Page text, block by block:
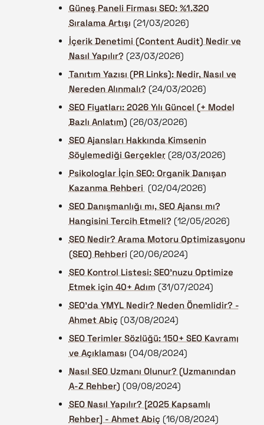
Güneş Paneli Firması SEO: %1.320
Sıralama Artışı (21/03/2026)
İçerik Denetimi (Content Audit) Nedir ve
Nasıl Yapılır? (23/03/2026)
Tanıtım Yazısı (PR Links): Nedir, Nasıl ve
Nereden Alınmalı? (24/03/2026)
SEO Fiyatları: 2026 Yılı Güncel (+ Model
Bazlı Anlatım) (26/03/2026)
SEO Ajansları Hakkında Kimsenin
Söylemediği Gerçekler (28/03/2026)
Psikologlar İçin SEO: Organik Danışan
Kazanma Rehberi (02/04/2026)
SEO Danışmanlığı mı, SEO Ajansı mı?
Hangisini Tercih Etmeli? (12/05/2026)
SEO Nedir? Arama Motoru Optimizasyonu
(SEO) Rehberi (20/06/2024)
SEO Kontrol Listesi: SEO'nuzu Optimize
Etmek için 40+ Adım (31/07/2024)
SEO'da YMYL Nedir? Neden Önemlidir? -
Ahmet Abiç (03/08/2024)
SEO Terimler Sözlüğü: 150+ SEO Kavramı
ve Açıklaması (04/08/2024)
Nasıl SEO Uzmanı Olunur? (Uzmanından
A-Z Rehber) (09/08/2024)
SEO Nasıl Yapılır? [2025 Kapsamlı
Rehber] - Ahmet Abiç (16/08/2024)